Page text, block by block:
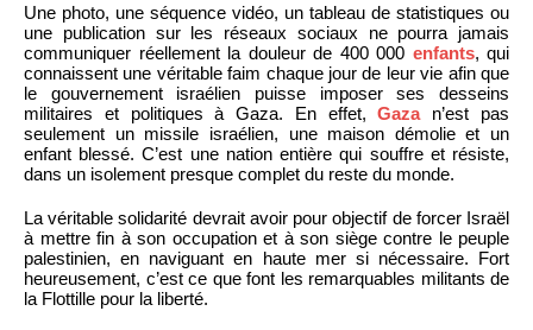
Une photo, une séquence vidéo, un tableau de statistiques ou
une publication sur les réseaux sociaux ne pourra jamais
communiquer réellement la douleur de 400 000 enfants, qui
connaissent une véritable faim chaque jour de leur vie afin que
le gouvernement israélien puisse imposer ses desseins
militaires et politiques à Gaza. En effet,Gazan’est pas
seulement un missile israélien, une maison démolie et un
enfant blessé. C’est une nation entière qui souffre et résiste,
dans un isolement presque complet du reste du monde.
La véritable solidarité devrait avoir pour objectif de forcer Israël
à mettre fin à son occupation et à son siège contre le peuple
palestinien, en naviguant en haute mer si nécessaire. Fort
heureusement, c’est ce que font les remarquables militants de
la Flottille pour la liberté.